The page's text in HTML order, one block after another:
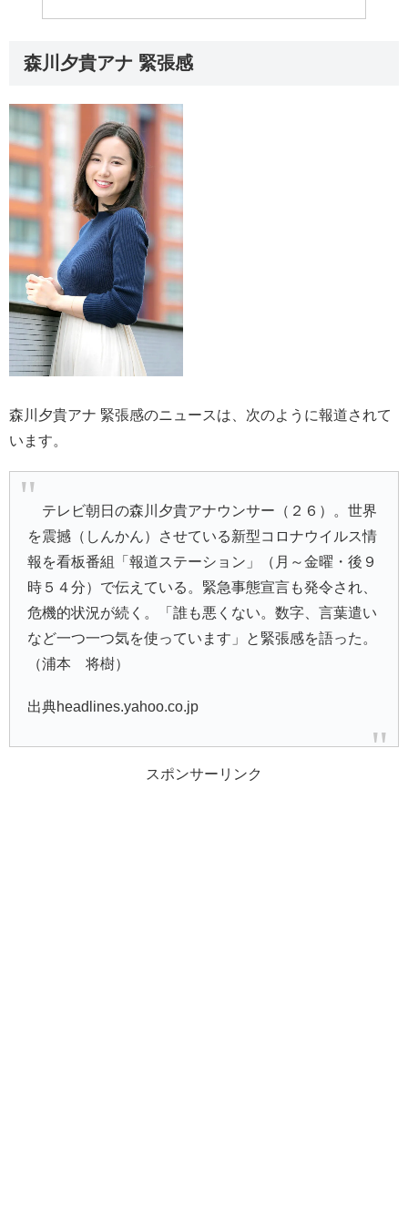
森川夕貴アナ 緊張感
森川夕貴アナ 緊張感のニュースは、次のように報道されて
います。
テレビ朝日の森川夕貴アナウンサー（２６）。世界
を震撼（しんかん）させている新型コロナウイルス情
報を看板番組「報道ステーション」（月～金曜・後９
時５４分）で伝えている。緊急事態宣言も発令され、
危機的状況が続く。「誰も悪くない。数字、言葉遣い
など一つ一つ気を使っています」と緊張感を語った。
（浦本 将樹）
出典headlines.yahoo.co.jp
スポンサーリンク